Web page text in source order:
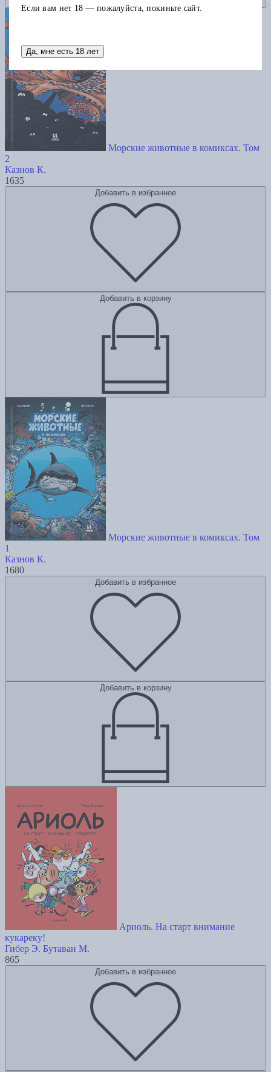
Морские животные в комиксах. Том
2
Казнов К.
1635
Добавить в избранное
Добавить в корзину
Морские животные в комиксах. Том
1
Казнов К.
1680
Добавить в избранное
Добавить в корзину
Ариоль. На старт внимание
кукареку!
Гибер Э. Бутаван М.
865
Добавить в избранное
Если вам нет 18 — пожалуйста, покиньте сайт.
Да, мне есть 18 лет